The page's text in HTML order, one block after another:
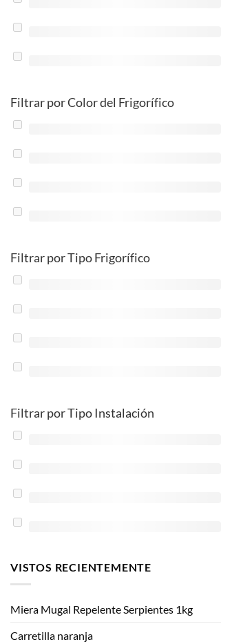
Filtrar por Color del Frigorífico
Filtrar por Tipo Frigorífico
Filtrar por Tipo Instalación
VISTOS RECIENTEMENTE
Miera Mugal Repelente Serpientes 1kg
Carretilla naranja